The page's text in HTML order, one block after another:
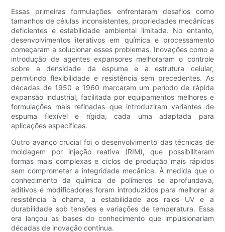
Essas primeiras formulações enfrentaram desafios como
tamanhos de células inconsistentes, propriedades mecânicas
deficientes e estabilidade ambiental limitada. No entanto,
desenvolvimentos iterativos em química e processamento
começaram a solucionar esses problemas. Inovações como a
introdução de agentes expansores melhoraram o controle
sobre a densidade da espuma e a estrutura celular,
permitindo flexibilidade e resistência sem precedentes. As
décadas de 1950 e 1960 marcaram um período de rápida
expansão industrial, facilitada por equipamentos melhores e
formulações mais refinadas que introduziram variantes de
espuma flexível e rígida, cada uma adaptada para
aplicações específicas.
Outro avanço crucial foi o desenvolvimento das técnicas de
moldagem por injeção reativa (RIM), que possibilitaram
formas mais complexas e ciclos de produção mais rápidos
sem comprometer a integridade mecânica. À medida que o
conhecimento da química de polímeros se aprofundava,
aditivos e modificadores foram introduzidos para melhorar a
resistência à chama, a estabilidade aos raios UV e a
durabilidade sob tensões e variações de temperatura. Essa
era lançou as bases do conhecimento que impulsionariam
décadas de inovação contínua.